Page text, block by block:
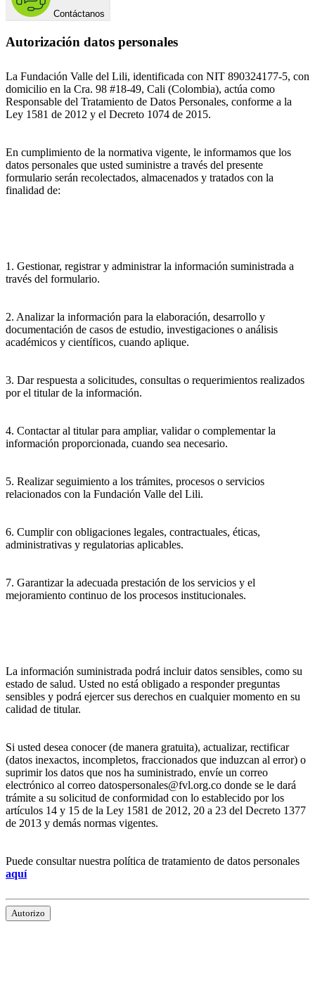
Contáctanos
Autorización datos personales
La Fundación Valle del Lili, identificada con NIT 890324177-5, con
domicilio en la Cra. 98 #18-49, Cali (Colombia), actúa como
Responsable del Tratamiento de Datos Personales, conforme a la
Ley 1581 de 2012 y el Decreto 1074 de 2015.
En cumplimiento de la normativa vigente, le informamos que los
datos personales que usted suministre a través del presente
formulario serán recolectados, almacenados y tratados con la
finalidad de:
1. Gestionar, registrar y administrar la información suministrada a
través del formulario.
2. Analizar la información para la elaboración, desarrollo y
documentación de casos de estudio, investigaciones o análisis
académicos y científicos, cuando aplique.
3. Dar respuesta a solicitudes, consultas o requerimientos realizados
por el titular de la información.
4. Contactar al titular para ampliar, validar o complementar la
información proporcionada, cuando sea necesario.
5. Realizar seguimiento a los trámites, procesos o servicios
relacionados con la Fundación Valle del Lili.
6. Cumplir con obligaciones legales, contractuales, éticas,
administrativas y regulatorias aplicables.
7. Garantizar la adecuada prestación de los servicios y el
mejoramiento continuo de los procesos institucionales.
La información suministrada podrá incluir datos sensibles, como su
estado de salud. Usted no está obligado a responder preguntas
sensibles y podrá ejercer sus derechos en cualquier momento en su
calidad de titular.
Si usted desea conocer (de manera gratuita), actualizar, rectificar
(datos inexactos, incompletos, fraccionados que induzcan al error) o
suprimir los datos que nos ha suministrado, envíe un correo
electrónico al correo datospersonales@fvl.org.co donde se le dará
trámite a su solicitud de conformidad con lo establecido por los
artículos 14 y 15 de la Ley 1581 de 2012, 20 a 23 del Decreto 1377
de 2013 y demás normas vigentes.
Puede consultar nuestra política de tratamiento de datos personales
aquí
Autorizo